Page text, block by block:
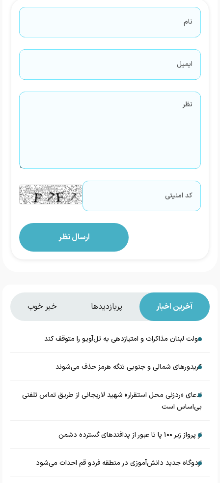
آخرین اخبار پربازدیدها خبر خوب
دولت لبنان مذاکرات و امتیازدهی به تل‌آویو را متوقف کند
کریدورهای شمالی و جنوبی تنگه هرمز حذف می‌شوند
ادعای «ردزنی محل استقرار» شهید لاریجانی از طریق تماس تلفنی
بی‌اساس است
از پرواز زیر ۱۰۰ پا تا عبور از پدافند‌های گسترده دشمن
اردوگاه جدید دانش‌آموزی در منطقه فردو قم احداث می‌شود